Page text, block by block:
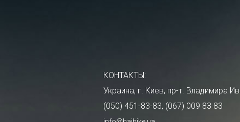
КОНТАКТЫ:
Украина, г. Киев, пр-т. Владимира
(050) 451-83-83, (067) 009 83 83